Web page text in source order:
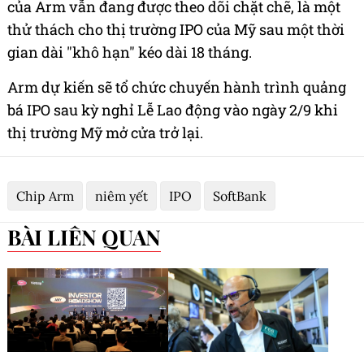
của Arm vẫn đang được theo dõi chặt chẽ, là một
thử thách cho thị trường IPO của Mỹ sau một thời
gian dài "khô hạn" kéo dài 18 tháng.
Arm dự kiến sẽ tổ chức chuyến hành trình quảng
bá IPO sau kỳ nghỉ Lễ Lao động vào ngày 2/9 khi
thị trường Mỹ mở cửa trở lại.
Chip Arm niêm yết IPO SoftBank
BÀI LIÊN QUAN